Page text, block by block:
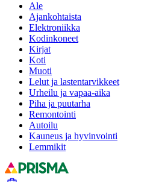
Ale
Ajankohtaista
Elektroniikka
Kodinkoneet
Kirjat
Koti
Muoti
Lelut ja lastentarvikkeet
Urheilu ja vapaa-aika
Piha ja puutarha
Remontointi
Autoilu
Kauneus ja hyvinvointi
Lemmikit